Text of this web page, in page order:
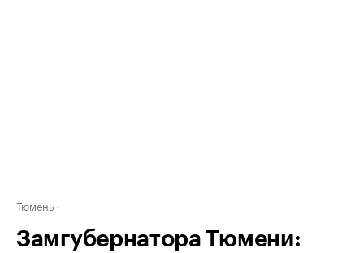
Тюмень
Замгубернатора Тюмени: